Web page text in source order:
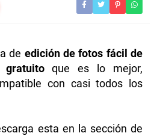
de edición de fotos fácil de
que es lo mejor,
con casi todos los
esta en la sección de